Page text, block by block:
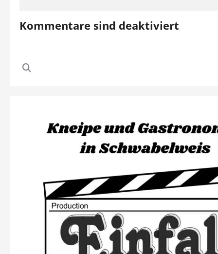
Kommentare sind deaktiviert